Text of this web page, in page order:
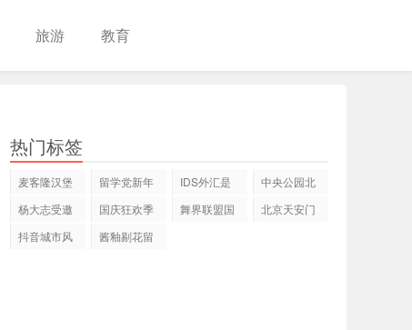
旅游 教育
热门标签
麦客隆汉堡
钱？
留学党新年
望？
IDS外汇是
司，
中央公园北
美
杨大志受邀
纪
国庆狂欢季
地
舞界联盟国
北京天安门
抖音城市风
酱釉剔花留